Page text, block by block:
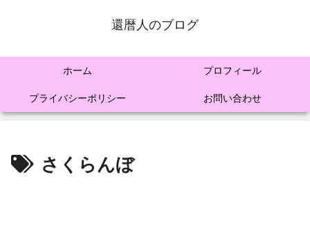
還暦人のブログ
ホーム プロフィール
プライバシーポリシー お問い合わせ
さくらんぼ